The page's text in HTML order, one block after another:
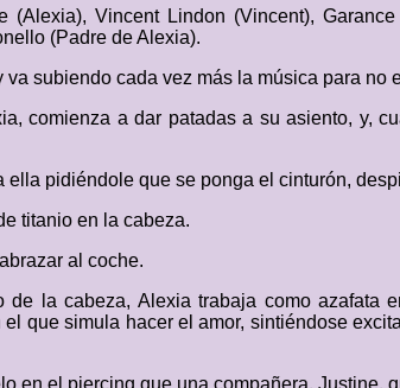
(Alexia), Vincent Lindon (Vincent),
(Padre de Alexia).
subiendo cada vez más la música para
comienza a dar patadas a su asiento, y,
pidiéndole que se ponga el cinturón,
titanio en la cabeza.
al coche.
la cabeza, Alexia trabaja como azafata
que simula hacer el amor, sintiéndose
en el piercing que una compañera, Justine,